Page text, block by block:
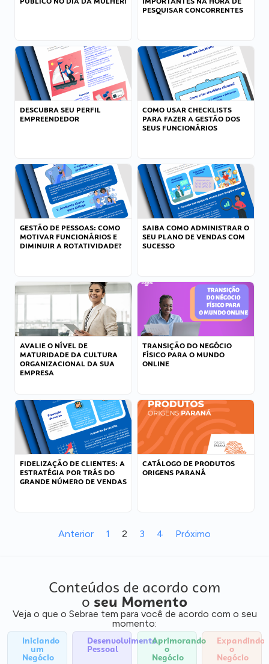
PESQUISAR CONCORRENTES
DESCUBRA SEU PERFIL
EMPREENDEDOR
COMO USAR CHECKLISTS
PARA FAZER A GESTÃO DOS
SEUS FUNCIONÁRIOS
GESTÃO DE PESSOAS: COMO
MOTIVAR FUNCIONÁRIOS E
DIMINUIR A ROTATIVIDADE?
SAIBA COMO ADMINISTRAR O
SEU PLANO DE VENDAS COM
SUCESSO
AVALIE O NÍVEL DE
MATURIDADE DA CULTURA
ORGANIZACIONAL DA SUA
EMPRESA
TRANSIÇÃO DO NEGÓCIO
FÍSICO PARA O MUNDO
ONLINE
FIDELIZAÇÃO DE CLIENTES: A
ESTRATÉGIA POR TRÁS DO
GRANDE NÚMERO DE VENDAS
CATÁLOGO DE PRODUTOS
ORIGENS PARANÁ
Anterior 1 2 3 4 Próximo
Conteúdos de acordo com
o seu Momento
Veja o que o Sebrae tem para você de acordo com o seu
momento:
Iniciando
um
Negócio
Desenvolvimento
Pessoal
Aprimorando
o
Negócio
Expandindo
o
Negócio